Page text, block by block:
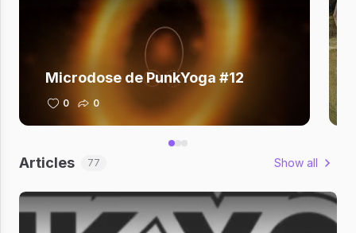
Microdose de PunkYoga #12
0 0
Articles 77 Show all